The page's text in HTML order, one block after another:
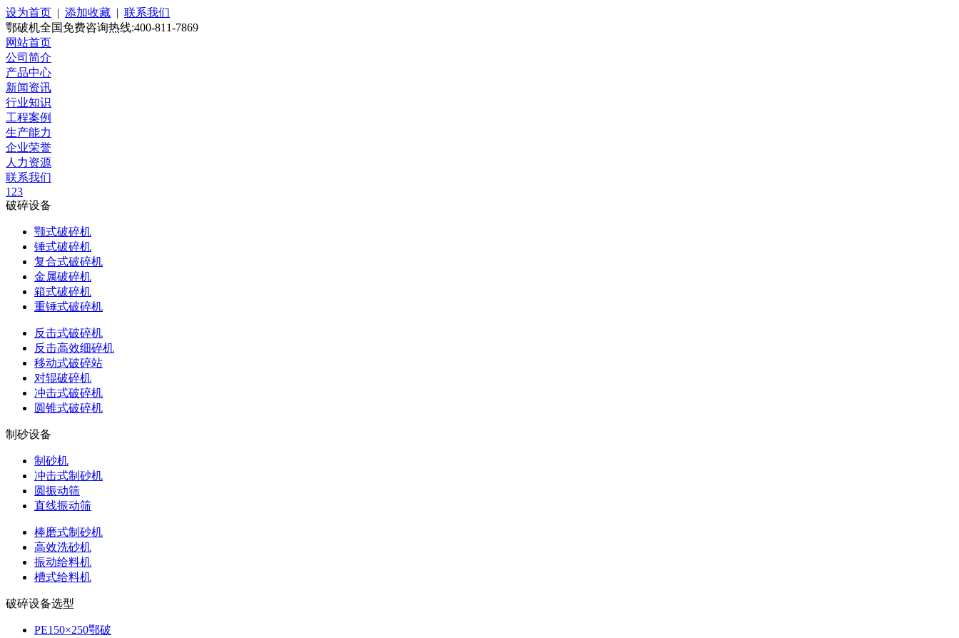
设为首页 | 添加收藏 | 联系我们
鄂破机全国免费咨询热线:400-811-7869
网站首页
公司简介
产品中心
新闻资讯
行业知识
工程案例
生产能力
企业荣誉
人力资源
联系我们
1 23
破碎设备
颚式破碎机
锤式破碎机
复合式破碎机
金属破碎机
箱式破碎机
重锤式破碎机
反击式破碎机
反击高效细碎机
移动式破碎站
对辊破碎机
冲击式破碎机
圆锥式破碎机
制砂设备
制砂机
冲击式制砂机
圆振动筛
直线振动筛
棒磨式制砂机
高效洗砂机
振动给料机
槽式给料机
破碎设备选型
PE150×250鄂破